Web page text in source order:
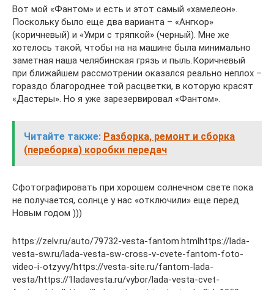
Вот мой «Фантом» и есть и этот самый «хамелеон».
Поскольку было еще два варианта – «Ангкор»
(коричневый) и «Умри с тряпкой» (черный). Мне же
хотелось такой, чтобы на на машине была минимально
заметная наша челябинская грязь и пыль.Коричневый
при ближайшем рассмотрении оказался реально неплох –
гораздо благороднее той расцветки, в которую красят
«Дастеры». Но я уже зарезервировал «Фантом».
Читайте также: Разборка, ремонт и сборка
(переборка) коробки передач
Сфотографировать при хорошем солнечном свете пока
не получается, солнце у нас «отключили» еще перед
Новым годом )))
https://zelv.ru/auto/79732-vesta-fantom.htmlhttps://lada-
vesta-sw.ru/lada-vesta-sw-cross-v-cvete-fantom-foto-
video-i-otzyvy/https://vesta-site.ru/fantom-lada-
vesta/https://1ladavesta.ru/vybor/lada-vesta-cvet-